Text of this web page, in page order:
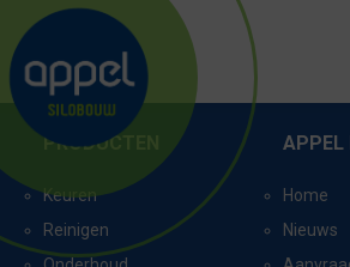
HELENAVEEN_8872
PRODUCTEN
Keuren
Reinigen
APPEL
Home
Nieuws